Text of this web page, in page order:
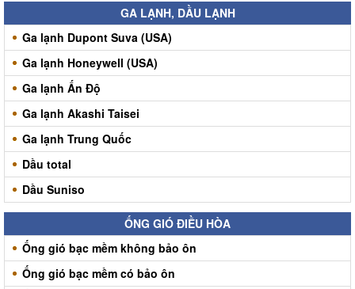
GA LẠNH, DẦU LẠNH
Ga lạnh Dupont Suva (USA)
Ga lạnh Honeywell (USA)
Ga lạnh Ấn Độ
Ga lạnh Akashi Taisei
Ga lạnh Trung Quốc
Dầu total
Dầu Suniso
ỐNG GIÓ ĐIỀU HÒA
Ống gió bạc mềm không bảo ôn
Ống gió bạc mềm có bảo ôn